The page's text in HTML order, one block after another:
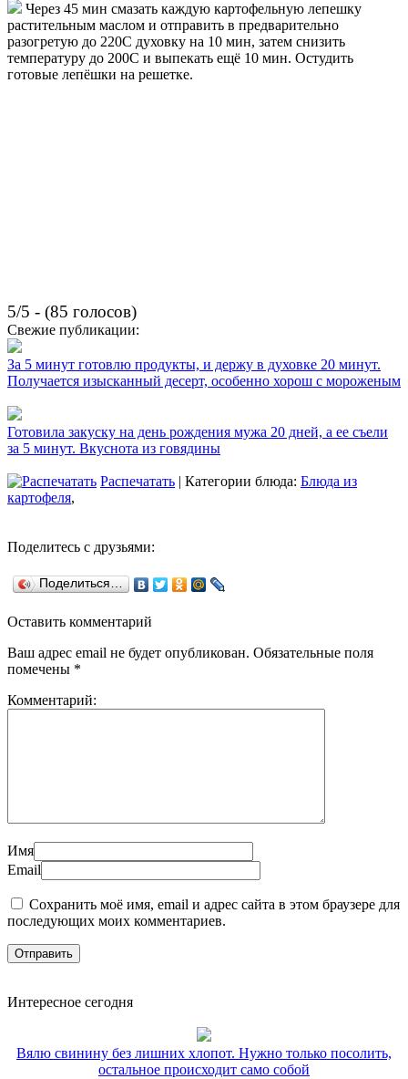
Через 45 мин смазать каждую картофельную лепешку
растительным маслом и отправить в предварительно
разогретую до 220С духовку на 10 мин, затем снизить
температуру до 200С и выпекать ещё 10 мин. Остудить
готовые лепёшки на решетке.
5/5 - (85 голосов)
Свежие публикации:
За 5 минут готовлю продукты, и держу в духовке 20 минут.
Получается изысканный десерт, особенно хорош с мороженым
Готовила закуску на день рождения мужа 20 дней, а ее съели
за 5 минут. Вкуснота из говядины
Распечатать | Категории блюда: Блюда из
картофеля,
Поделитесь с друзьями:
Поделиться…
Оставить комментарий
Ваш адрес email не будет опубликован. Обязательные поля
помечены *
Комментарий:
Имя
Email
Сохранить моё имя, email и адрес сайта в этом браузере для
последующих моих комментариев.
Интересное сегодня
Вялю свинину без лишних хлопот. Нужно только посолить,
остальное происходит само собой